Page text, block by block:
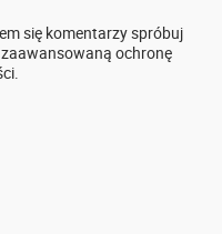
się komentarzy spróbuj
ochronę